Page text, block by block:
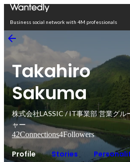
Business social network with 4M professionals
Takahiro
Sakuma
株式会社LASSIC / IT事業部 営業グル
ャー
42Connections4Followers
Profile Stories